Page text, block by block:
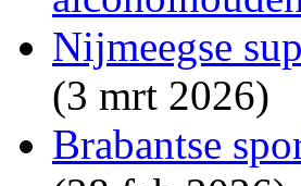
Nijmeegse
(3 mrt 2026)
Brabantse